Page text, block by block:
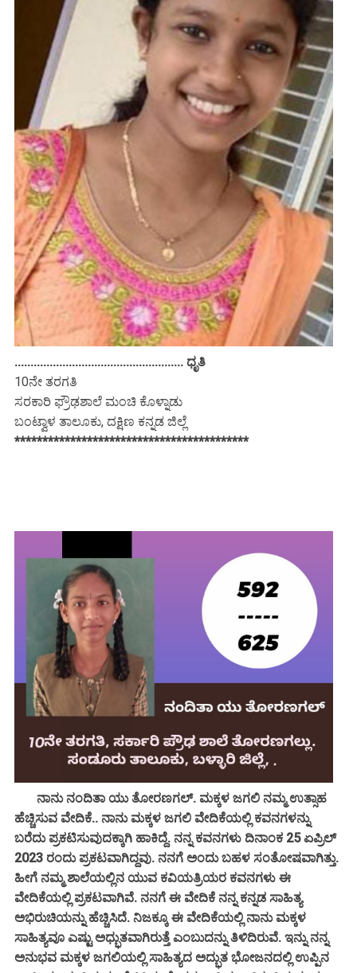
..................................................... ಧೃತಿ
10ನೇ ತರಗತಿ
ಸರಕಾರಿ ಫ್ರೌಢಶಾಲೆ ಮಂಚಿ ಕೊಳ್ನಾಡು
ಬಂಟ್ವಾಳ ತಾಲೂಕು, ದಕ್ಷಿಣ ಕನ್ನಡ ಜಿಲ್ಲೆ
******************************************
ನಾನು ನಂದಿತಾ ಯು ತೋರಣಗಲ್. ಮಕ್ಕಳ ಜಗಲಿ ನಮ್ಮ ಉತ್ಸಾಹ
ಹೆಚ್ಚಿಸುವ ವೇದಿಕೆ.. ನಾನು ಮಕ್ಕಳ ಜಗಲಿ ವೇದಿಕೆಯಲ್ಲಿ ಕವನಗಳನ್ನು
ಬರೆದು ಪ್ರಕಟಿಸುವುದಕ್ಕಾಗಿ ಹಾಕಿದ್ದೆ. ನನ್ನ ಕವನಗಳು ದಿನಾಂಕ 25 ಏಪ್ರಿಲ್
2023 ರಂದು ಪ್ರಕಟವಾಗಿದ್ದವು. ನನಗೆ ಅಂದು ಬಹಳ ಸಂತೋಷವಾಗಿತ್ತು.
ಹೀಗೆ ನಮ್ಮ ಶಾಲೆಯಲ್ಲಿನ ಯುವ ಕವಿಯತ್ರಿಯರ ಕವನಗಳು ಈ
ವೇದಿಕೆಯಲ್ಲಿ ಪ್ರಕಟವಾಗಿವೆ. ನನಗೆ ಈ ವೇದಿಕೆ ನನ್ನ ಕನ್ನಡ ಸಾಹಿತ್ಯ
ಅಭಿರುಚಿಯನ್ನು ಹೆಚ್ಚಿಸಿದೆ. ನಿಜಕ್ಕೂ ಈ ವೇದಿಕೆಯಲ್ಲಿ ನಾನು ಮಕ್ಕಳ
ಸಾಹಿತ್ಯವೂ ಎಷ್ಟು ಅಧ್ಭುತವಾಗಿರುತ್ತೆ ಎಂಬುದನ್ನು ತಿಳಿದಿರುವೆ. ಇನ್ನು ನನ್ನ
ಅನುಭವ ಮಕ್ಕಳ ಜಗಲಿಯಲ್ಲಿ ಸಾಹಿತ್ಯದ ಅದ್ಭುತ ಭೋಜನದಲ್ಲಿ ಉಪ್ಪಿನ